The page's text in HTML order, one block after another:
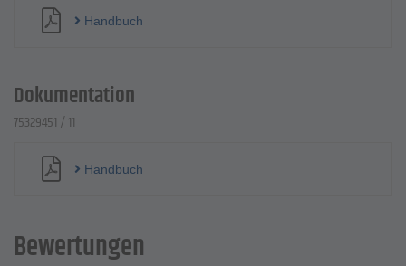
Handbuch
Dokumentation
75329451 / 11
Handbuch
Bewertungen